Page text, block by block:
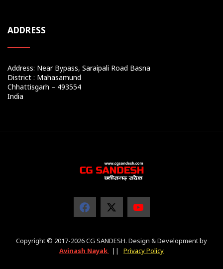
ADDRESS
Address: Near Bypass, Saraipali Road Basna
District : Mahasamund
Chhattisgarh – 493554
India
Copyright © 2017-2026 CG SANDESH. Design & Development by
Avinash Nayak
|| Privacy Policy